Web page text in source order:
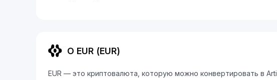
О EUR (EUR)
EUR — это криптовалюта, которую можно конвертировать в